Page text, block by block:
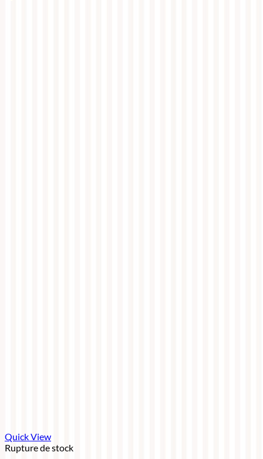
Quick View
Rupture de stock